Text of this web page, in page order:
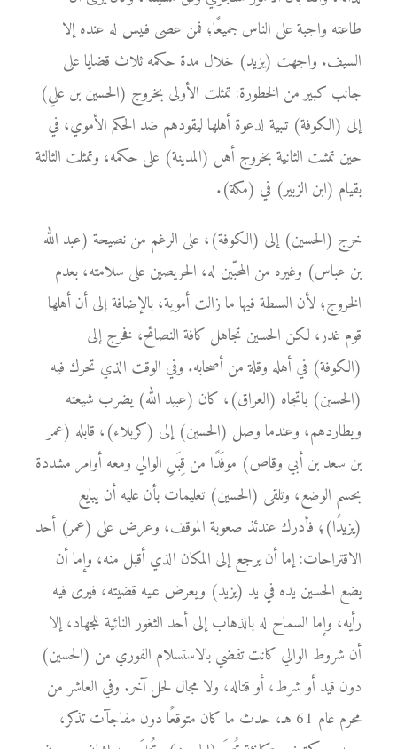
طاعته واجبة على الناس جميعًا؛ فمن عصى فليس له عنده إلا
السيف. واجهت (يزيد) خلال مدة حكمه ثلاث قضايا على
جانب كبير من الخطورة: تمثلت الأولى بخروج (الحسين بن علي)
إلى (الكوفة) تلبية لدعوة أهلها ليقودهم ضد الحكم الأموي، في
حين تمثلت الثانية بخروج أهل (المدينة) على حكمه، وتمثلت الثالثة
بقيام (ابن الزبير) في (مكة).
خرج (الحسين) إلى (الكوفة)، على الرغم من نصيحة (عبد الله
بن عباس) وغيره من المحبّين له، الحريصين على سلامته، بعدم
الخروج؛ لأن السلطة فيها ما زالت أموية، بالإضافة إلى أن أهلها
قوم غدر، لكن الحسين تجاهل كافة النصائح، فخرج إلى
(الكوفة) في أهله وقلة من أصحابه. وفي الوقت الذي تحرك فيه
(الحسين) باتجاه (العراق)، كان (عبيد الله) يضرب شيعته
ويطاردهم، وعندما وصل (الحسين) إلى (كربلاء)، قابله (عمر
بن سعد بن أبي وقاص) موفَدًا من قِبَلِ الوالي ومعه أوامر مشددة
بحسم الوضع، وتلقى (الحسين) تعليمات بأن عليه أن يبايع
(يزيدًا)؛ فأدرك عندئذ صعوبة الموقف، وعرض على (عمر) أحد
الاقتراحات: إما أن يرجع إلى المكان الذي أقبل منه، وإما أن
يضع الحسين يده في يد (يزيد) ويعرض عليه قضيته، فيرى فيه
رأيه، وإما السماح له بالذهاب إلى أحد الثغور النائية للجهاد، إلا
أن شروط الوالي كانت تقضي بالاستسلام الفوري من (الحسين)
دون قيد أو شرط، أو قتاله، ولا مجال لحل آخر. وفي العاشر من
محرم عام 61 هـ، حدث ما كان متوقعًا دون مفاجآت تذكر،